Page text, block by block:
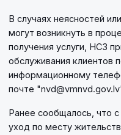
В случаях неясностей
могут возникнуть в
получения услуги, НСЗ
обслуживания клиентов
информационному
почте "nvd@vmnvd.gov.lv
Ранее сообщалось, что с
уход по месту